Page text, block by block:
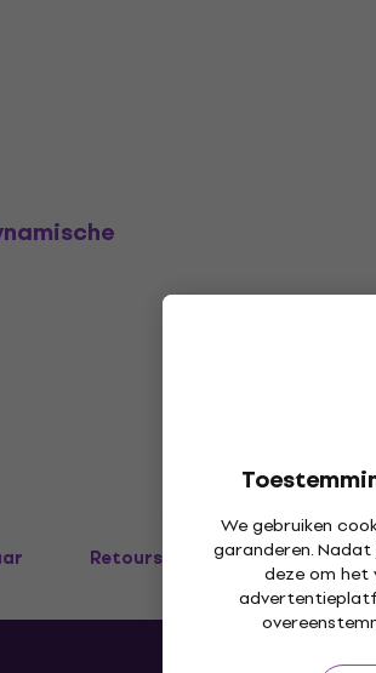
We gebruiken
garanderen.
deze om het
Retours tot 30 dagen